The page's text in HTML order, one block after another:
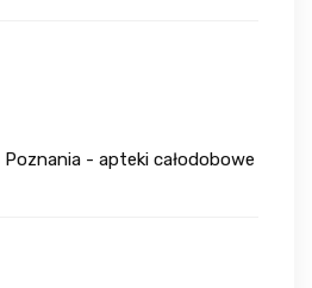
- apteki całodobowe